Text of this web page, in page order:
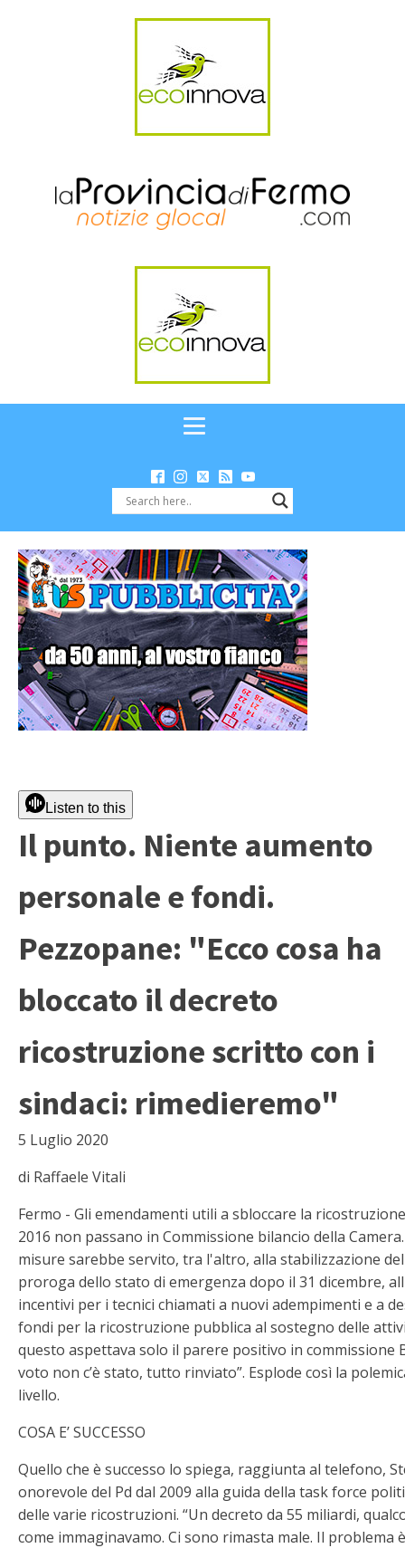
Listen to this
Il punto. Niente aumento
personale e fondi.
Pezzopane: "Ecco cosa ha
bloccato il decreto
ricostruzione scritto con i
sindaci: rimedieremo"
5 Luglio 2020
di Raffaele Vitali
Fermo - Gli emendamenti utili a sbloccare la
2016 non passano in Commissione bilancio della
misure sarebbe servito, tra l'altro, alla stabilizzazione
proroga dello stato di emergenza dopo il 31 dicembre,
incentivi per i tecnici chiamati a nuovi adempimenti e a
fondi per la ricostruzione pubblica al sostegno delle
questo aspettava solo il parere positivo in commissione
voto non c’è stato, tutto rinviato”. Esplode così la
livello.
COSA E’ SUCCESSO
Quello che è successo lo spiega, raggiunta al telefono,
onorevole del Pd dal 2009 alla guida della task force
delle varie ricostruzioni. “Un decreto da 55 miliardi,
come immaginavamo. Ci sono rimasta male. Il problema